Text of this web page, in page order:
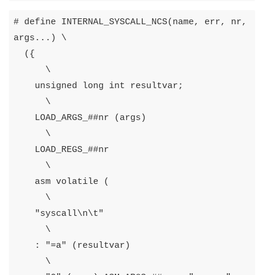
# define INTERNAL_SYSCALL_NCS( name, err, nr,
args ...)
\
({
\
unsigned
long int resultvar ;
\
LOAD_ARGS_ ##nr ( args )
\
LOAD_REGS_ ##nr
\
asm volatile
(
\
"syscall\n\t"
\
:
"=a" ( resultvar )
\